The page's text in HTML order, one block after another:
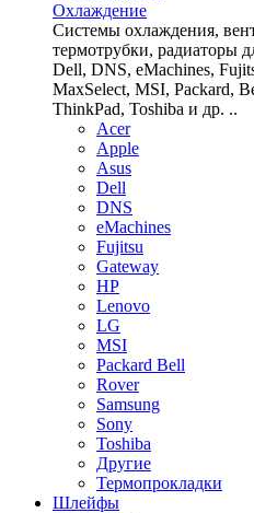
Охлаждение
Системы охлаждения,
термотрубки, радиаторы
Dell, DNS, eMachines,
MaxSelect, MSI, Packard,
ThinkPad, Toshiba и др. ..
Acer
Apple
Asus
Dell
DNS
eMachines
Fujitsu
Gateway
HP
Lenovo
LG
MSI
Packard Bell
Rover
Samsung
Sony
Toshiba
Другие
Термопрокладки
Шлейфы